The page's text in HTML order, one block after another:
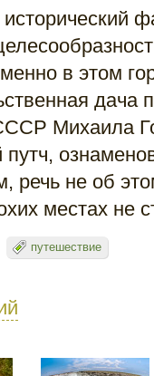
в этом
дача
Михаила
путч,
речь не об
местах не
путешествие